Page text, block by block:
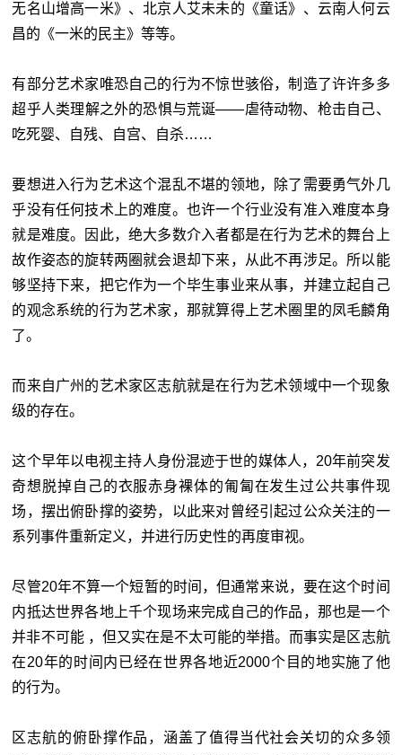
无名山增高一米》、北京人艾未未的《童话》、云南人何云
昌的《一米的民主》等等。
有部分艺术家唯恐自己的行为不惊世骇俗，制造了许许多多
超乎人类理解之外的恐惧与荒诞——虐待动物、枪击自己、
吃死婴、自残、自宫、自杀……
要想进入行为艺术这个混乱不堪的领地，除了需要勇气外几
乎没有任何技术上的难度。也许一个行业没有准入难度本身
就是难度。因此，绝大多数介入者都是在行为艺术的舞台上
故作姿态的旋转两圈就会退却下来，从此不再涉足。所以能
够坚持下来，把它作为一个毕生事业来从事，并建立起自己
的观念系统的行为艺术家，那就算得上艺术圈里的凤毛麟角
了。
而来自广州的艺术家区志航就是在行为艺术领域中一个现象
级的存在。
这个早年以电视主持人身份混迹于世的媒体人，20年前突发
奇想脱掉自己的衣服赤身裸体的匍匐在发生过公共事件现
场，摆出俯卧撑的姿势，以此来对曾经引起过公众关注的一
系列事件重新定义，并进行历史性的再度审视。
尽管20年不算一个短暂的时间，但通常来说，要在这个时间
内抵达世界各地上千个现场来完成自己的作品，那也是一个
并非不可能 ，但又实在是不太可能的举措。而事实是区志航
在20年的时间内已经在世界各地近2000个目的地实施了他
的行为。
区志航的俯卧撑作品，涵盖了值得当代社会关切的众多领